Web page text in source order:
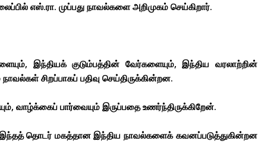
எஸ்.ரா. முப்பது நாவல்களை அறிமுகம் செய்கிறார்.
இந்தியக் குடும்பத்தின் வேர்களையும், இந்திய வரலாற்றின்
சிறப்பாகப் பதிவு செய்திருக்கின்றன.
வாழ்க்கைப் பார்வையும் இருப்பதை உணர்ந்திருக்கிறேன்.
இந்தத் தொடர் மகத்தான இந்திய நாவல்களைக் கவனப்படுத்துகின்றன